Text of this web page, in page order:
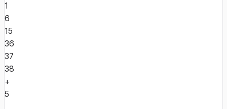
1
6
15
36
37
38
+
5